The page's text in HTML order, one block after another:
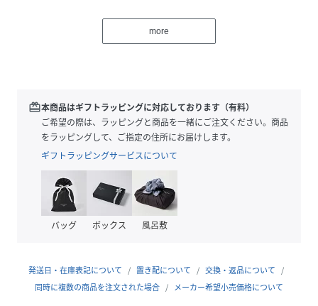
〈BEAMS〉の文字が刻まれた通常では実現しない特別なロ
ゴを胸元に採用。さらに、後身ネック下には
■コーディネート
チノパンやデニムと合わせた定番のトラッドスタイルはもち
ろん、リネンパンツと合わせて夏らしい爽やかなスタイリン
グもおすすめ。プリーツスカートやタイトスカートと合わせ
れば、カジュアルミックスなこなれ感のある着こなしも楽し
めます。様々なボトムスと相性が良く、ワードローブの強い
味方になること間違いなしです。
3サイズ展開。ゆったりとした身幅と程よい着丈で、リラッ
クス感のある着心地です。
more
redeem本商品はギフトラッピングに対応しております（有料）
ご希望の際は、ラッピングと商品を一緒にご注文ください。商品
をラッピングして、ご指定の住所にお届けします。
ギフトラッピングサービスについて
バッグ ボックス 風呂敷
発送日・在庫表記について 置き配について
交換・返品について
同時に複数の商品を注文された場合
メーカー希望小売価格について